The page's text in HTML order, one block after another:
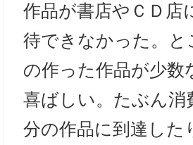
作品が書店やＣＤ店
待できなかった。
の作った作品が少
喜ばしい。たぶん消
分の作品に到達し